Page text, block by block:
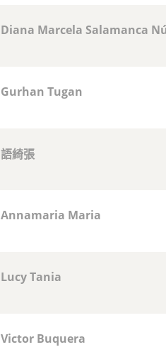
Diana Marcela Salamanca
Gurhan Tugan
語綺張
Annamaria Maria
Lucy Tania
Victor Buquera